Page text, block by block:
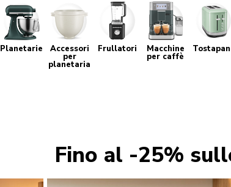
Planetarie Accessori
per
planetaria
Frullatori Macchine
per caffè
Fino al -25%